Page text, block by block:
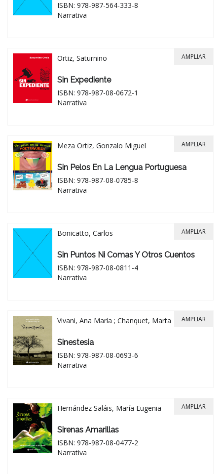
ISBN: 978-987-564-333-8
Narrativa
Ortiz, Saturnino
Sin Expediente
ISBN: 978-987-08-0672-1
Narrativa
AMPLIAR
Meza Ortiz, Gonzalo Miguel
Sin Pelos En La Lengua Portuguesa
ISBN: 978-987-08-0785-8
Narrativa
AMPLIAR
Bonicatto, Carlos
Sin Puntos Ni Comas Y Otros Cuentos
ISBN: 978-987-08-0811-4
Narrativa
AMPLIAR
Vivani, Ana María ; Chanquet, Marta
Sinestesia
ISBN: 978-987-08-0693-6
Narrativa
AMPLIAR
Hernández Saláis, María Eugenia
Sirenas Amarillas
ISBN: 978-987-08-0477-2
Narrativa
AMPLIAR